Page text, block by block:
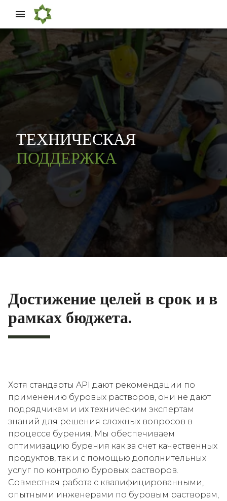
ТЕХНИЧЕСКАЯ
ПОДДЕРЖКА
Достижение целей в срок и в
рамках бюджета.
Хотя стандарты API дают рекомендации по
применению буровых растворов, они не дают
подрядчикам и их техническим экспертам
знаний для решения сложных вопросов в
процессе бурения. Мы обеспечиваем
оптимизацию бурения как за счет качественных
продуктов, так и с помощью дополнительных
услуг по контролю буровых растворов.
Совместная работа с квалифицированными,
опытными инженерами по буровым растворам,